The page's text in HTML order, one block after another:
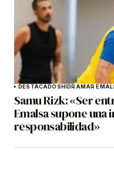
DESTACADOSHIDRAMAR
Samu Rizk: «Ser
Emalsa supone
responsabilidad»